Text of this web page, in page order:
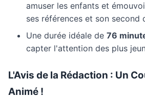
amuser les enfants et
ses références et son second
Une durée idéale de 76
capter l'attention des plus
L'Avis de la Rédaction : Un
Animé !